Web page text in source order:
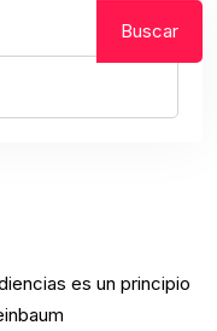
Buscar
es un principio